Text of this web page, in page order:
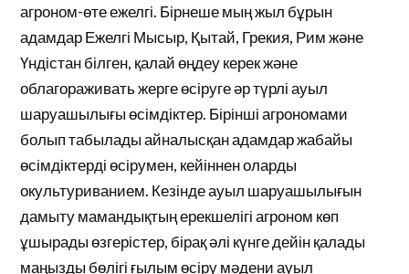
агроном-өте ежелгі. Бірнеше мың жыл бұрын
адамдар Ежелгі Мысыр, Қытай, Грекия, Рим және
Үндістан білген, қалай өңдеу керек және
облагораживать жерге өсіруге әр түрлі ауыл
шаруашылығы өсімдіктер. Бірінші агрономами
болып табылады айналысқан адамдар жабайы
өсімдіктерді өсірумен, кейіннен оларды
окультуриванием. Кезінде ауыл шаруашылығын
дамыту мамандықтың ерекшелігі агроном көп
ұшырады өзгерістер, бірақ әлі күнге дейін қалады
маңызды бөлігі ғылым өсіру мәдени ауыл